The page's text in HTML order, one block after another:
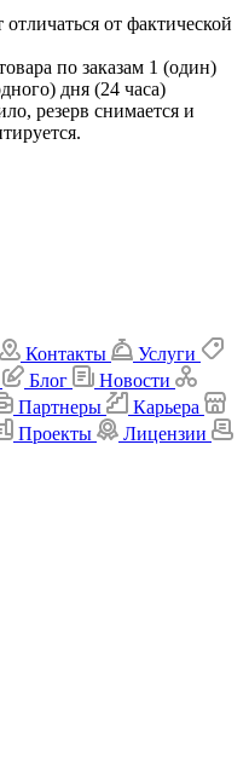
от фактической
по заказам 1 (один)
дня (24 часа)
резерв снимается и
Контакты
Услуги
Блог
Новости
Партнеры
Карьера
Проекты
Лицензии